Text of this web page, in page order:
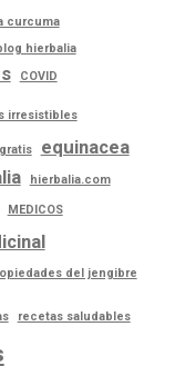
curcuma
hierbalia
COVID
irresistibles
equinacea
hierbalia.com
MEDICOS
del jengibre
recetas saludables